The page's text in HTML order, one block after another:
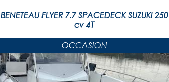
BENETEAU FLYER 7.7 SPACEDECK SUZUKI 250
cv 4T
OCCASION